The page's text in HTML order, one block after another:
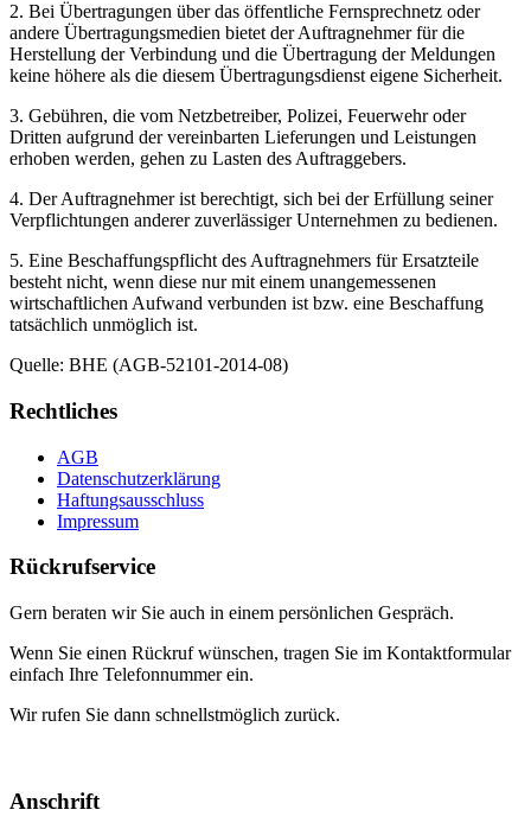
2. Bei Übertragungen über das öffentliche Fernsprechnetz oder
andere Übertragungsmedien bietet der Auftragnehmer für die
Herstellung der Verbindung und die Übertragung der Meldungen
keine höhere als die diesem Übertragungsdienst eigene Sicherheit.
3. Gebühren, die vom Netzbetreiber, Polizei, Feuerwehr oder
Dritten aufgrund der vereinbarten Lieferungen und Leistungen
erhoben werden, gehen zu Lasten des Auftraggebers.
4. Der Auftragnehmer ist berechtigt, sich bei der Erfüllung seiner
Verpflichtungen anderer zuverlässiger Unternehmen zu bedienen.
5. Eine Beschaffungspflicht des Auftragnehmers für Ersatzteile
besteht nicht, wenn diese nur mit einem unangemessenen
wirtschaftlichen Aufwand verbunden ist bzw. eine Beschaffung
tatsächlich unmöglich ist.
Quelle: BHE (AGB-52101-2014-08)
Rechtliches
AGB
Datenschutzerklärung
Haftungsausschluss
Impressum
Rückrufservice
Gern beraten wir Sie auch in einem persönlichen Gespräch.
Wenn Sie einen Rückruf wünschen, tragen Sie im Kontaktformular
einfach Ihre Telefonnummer ein.
Wir rufen Sie dann schnellstmöglich zurück.
Anschrift